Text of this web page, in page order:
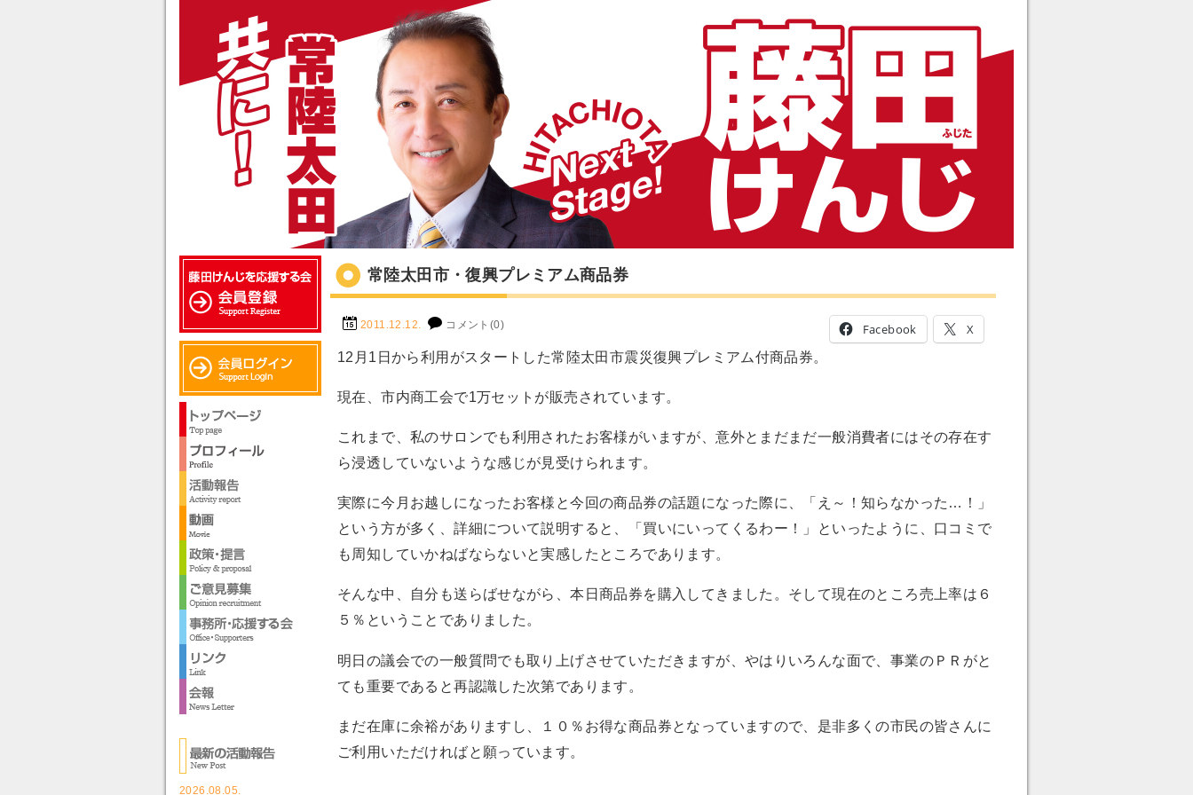
常陸太田市・復興プレミアム商品券
2011.12.12. コメント(0) Facebook
X
12月1日から利用がスタートした常陸太田市震災復興プレミアム付商品券。
現在、市内商工会で1万セットが販売されています。
これまで、私のサロンでも利用されたお客様がいますが、意外とまだまだ一般消費者にはその存在す
ら浸透していないような感じが見受けられます。
実際に今月お越しになったお客様と今回の商品券の話題になった際に、「え～！知らなかった…！」
という方が多く、詳細について説明すると、「買いにいってくるわー！」といったように、口コミで
も周知していかねばならないと実感したところであります。
そんな中、自分も送らばせながら、本日商品券を購入してきました。そして現在のところ売上率は６
５％ということでありました。
明日の議会での一般質問でも取り上げさせていただきますが、やはりいろんな面で、事業のＰＲがと
ても重要であると再認識した次第であります。
まだ在庫に余裕がありますし、１０％お得な商品券となっていますので、是非多くの市民の皆さんに
ご利用いただければと願っています。
2026.08.05.